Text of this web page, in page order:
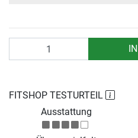
FITSHOP TESTURTEIL
Ausstattung